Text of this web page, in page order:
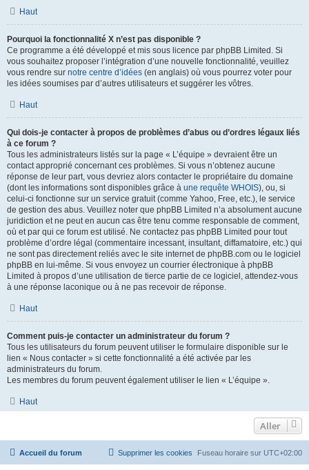
Haut
Pourquoi la fonctionnalité X n’est pas disponible ?
Ce programme a été développé et mis sous licence par phpBB Limited. Si
vous souhaitez proposer l’intégration d’une nouvelle fonctionnalité, veuillez
vous rendre sur notre centre d’idées (en anglais) où vous pourrez voter pour
les idées soumises par d’autres utilisateurs et suggérer les vôtres.
Haut
Qui dois-je contacter à propos de problèmes d’abus ou d’ordres légaux liés
à ce forum ?
Tous les administrateurs listés sur la page « L’équipe » devraient être un
contact approprié concernant ces problèmes. Si vous n’obtenez aucune
réponse de leur part, vous devriez alors contacter le propriétaire du domaine
(dont les informations sont disponibles grâce à une requête WHOIS), ou, si
celui-ci fonctionne sur un service gratuit (comme Yahoo, Free, etc.), le service
de gestion des abus. Veuillez noter que phpBB Limited n’a absolument aucune
juridiction et ne peut en aucun cas être tenu comme responsable de comment,
où et par qui ce forum est utilisé. Ne contactez pas phpBB Limited pour tout
problème d’ordre légal (commentaire incessant, insultant, diffamatoire, etc.) qui
ne sont pas directement reliés avec le site internet de phpBB.com ou le logiciel
phpBB en lui-même. Si vous envoyez un courrier électronique à phpBB
Limited à propos d’une utilisation de tierce partie de ce logiciel, attendez-vous
à une réponse laconique ou à ne pas recevoir de réponse.
Haut
Comment puis-je contacter un administrateur du forum ?
Tous les utilisateurs du forum peuvent utiliser le formulaire disponible sur le
lien « Nous contacter » si cette fonctionnalité a été activée par les
administrateurs du forum.
Les membres du forum peuvent également utiliser le lien « L’équipe ».
Haut
Aller
Accueil du forum Fuseau horaire sur UTC+02:00
Supprimer les cookies